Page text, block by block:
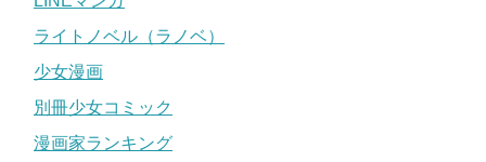
ライトノベル（ラノベ）
少女漫画
別冊少女コミック
漫画家ランキング